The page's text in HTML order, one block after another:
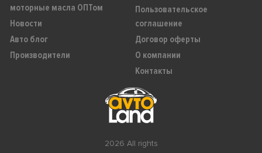
2026 All rights
моторные масла ОПТом
Новости
Авто блог
Производители
Пользовательское
соглашение
Договор оферты
О компании
Контакты